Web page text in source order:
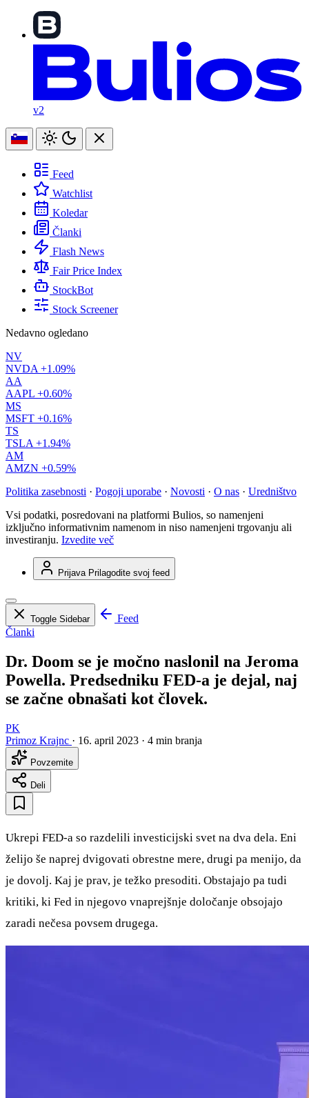
v2
Feed
Watchlist
Koledar
Članki
Flash News
Fair Price Index
StockBot
Stock Screener
Nedavno ogledano
NV
NVDA +1.09%
AA
AAPL +0.60%
MS
MSFT +0.16%
TS
TSLA +1.94%
AM
AMZN +0.59%
Politika zasebnosti · Pogoji uporabe · Novosti · O nas · Uredništvo
Vsi podatki, posredovani na platformi Bulios, so namenjeni
izključno informativnim namenom in niso namenjeni trgovanju ali
investiranju. Izvedite več
Prijava Prilagodite svoj feed
Toggle Sidebar
Feed
Članki
Dr. Doom se je močno naslonil na Jeroma
Powella. Predsedniku FED-a je dejal, naj
se začne obnašati kot človek.
PK
Primoz Krajnc · 16. april 2023 · 4 min branja
Povzemite
Deli
Ukrepi FED-a so razdelili investicijski svet na dva dela. Eni
želijo še naprej dvigovati obrestne mere, drugi pa menijo, da
je dovolj. Kaj je prav, je težko presoditi. Obstajajo pa tudi
kritiki, ki Fed in njegovo vnaprejšnje določanje obsojajo
zaradi nečesa povsem drugega.